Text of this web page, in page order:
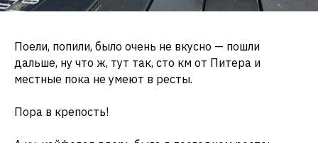
Поели, попили, было очень не вкусно — пошли
дальше, ну что ж, тут так, сто км от Питера и
местные пока не умеют в ресты.
Пора в крепость!